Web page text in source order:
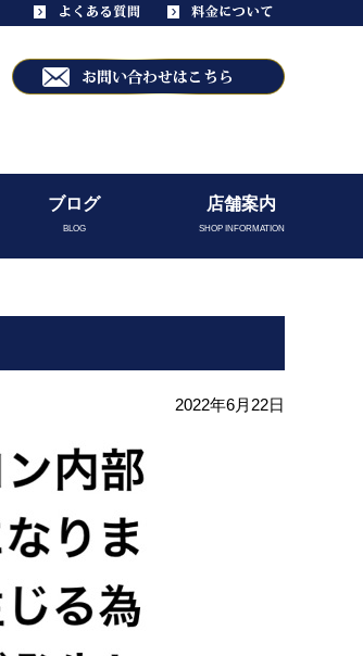
ブログ
BLOG
店舗案内
SHOP INFORMATION
2022年6月22日